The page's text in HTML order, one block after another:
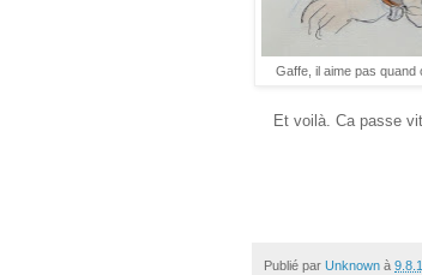
Gaffe, il aime pas quand
Et voilà. Ca passe
Publié par Unknown à